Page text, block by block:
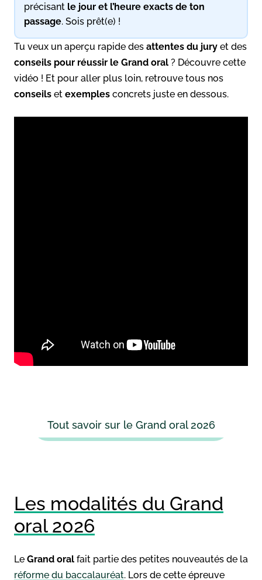
précisant le jour et l’heure exacts de ton
passage. Sois prêt(e) !
Tu veux un aperçu rapide des attentes du jury et des
conseils pour réussir le Grand oral ? Découvre cette
vidéo ! Et pour aller plus loin, retrouve tous nos
conseils et exemples concrets juste en dessous.
Tout savoir sur le Grand oral 2026
Les modalités du Grand
oral 2026
Le Grand oral fait partie des petites nouveautés de la
réforme du baccalauréat. Lors de cette épreuve